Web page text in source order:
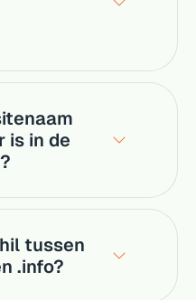
is in de
tussen
.info?